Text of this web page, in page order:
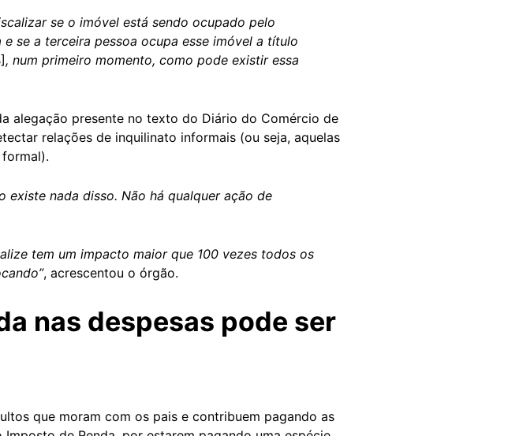
se o imóvel está sendo ocupado pelo
se a terceira pessoa ocupa esse imóvel a título
, num primeiro momento, como pode existir essa
alegação presente no texto do Diário do Comércio de
relações de inquilinato informais (ou seja, aquelas
existe nada disso. Não há qualquer ação de
tem um impacto maior que 100 vezes todos os
, acrescentou o órgão.
nas despesas pode ser
que moram com os pais e contribuem pagando as